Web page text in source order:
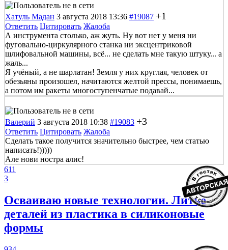
Хатуль Мадан 3 августа 2018 13:36 #19087 +1
Ответить Цитировать Жалоба
А инструмента столько, аж жуть. Ну вот нет у меня ни
фуговально-циркулярного станка ни эксцентриковой
шлифовальной машины, всё... не сделать мне такую штуку... а
жаль...
Я учёный, а не шарлатан! Земля у них круглая, человек от
обезьяны произошел, начитаются желтой прессы, понимаешь,
а потом им ракеты многоступенчатые подавай...
Валерий 3 августа 2018 10:38 #19083 +3
Ответить Цитировать Жалоба
Сделать такое получится значительно быстрее, чем статью
написать!)))))
Але нови ностра алис!
611
3
Осваиваю новые технологии. Литье
деталей из пластика в силиконовые
формы